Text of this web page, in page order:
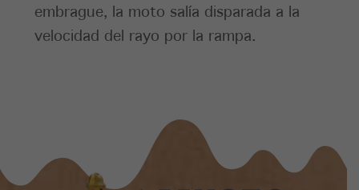
embrague, la moto salía disparada a la
velocidad del rayo por la rampa.